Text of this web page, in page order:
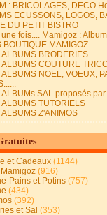
: BRICOLAGES, DECO
ECUSSONS, LOGOS,
DU PETIT BISTRO
fois.... Mamigoz :
BOUTIQUE MAMIGOZ
ALBUMS BRODERIES
ALBUMS COUTURE
ALBUMS NOEL, VOEUX,
ALBUMs SAL proposés
ALBUMS TUTORIELS
ALBUMS Z'ANIMOS
et Cadeaux (1144)
(916)
Pains et Potins (757)
(434)
(392)
et Sal (353)